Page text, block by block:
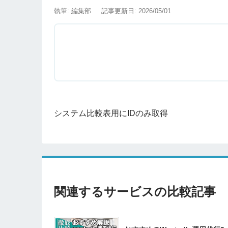
執筆: 編集部 記事更新日: 2026/05/01
システム比較表用にIDのみ取得
関連するサービスの比較記事